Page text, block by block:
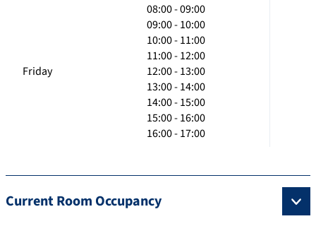
Friday
08:00 - 09:00
09:00 - 10:00
10:00 - 11:00
11:00 - 12:00
12:00 - 13:00
13:00 - 14:00
14:00 - 15:00
15:00 - 16:00
16:00 - 17:00
Current Room Occupancy